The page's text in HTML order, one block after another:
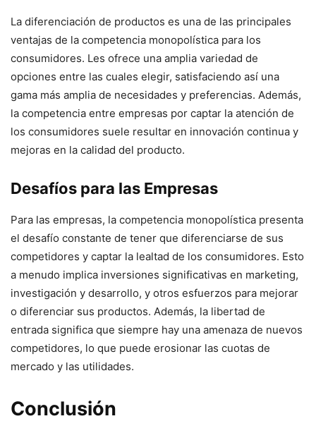
La diferenciación de productos es una de las principales
ventajas de la competencia monopolística para los
consumidores. Les ofrece una amplia variedad de
opciones entre las cuales elegir, satisfaciendo así una
gama más amplia de necesidades y preferencias. Además,
la competencia entre empresas por captar la atención de
los consumidores suele resultar en innovación continua y
mejoras en la calidad del producto.
Desafíos para las Empresas
Para las empresas, la competencia monopolística presenta
el desafío constante de tener que diferenciarse de sus
competidores y captar la lealtad de los consumidores. Esto
a menudo implica inversiones significativas en marketing,
investigación y desarrollo, y otros esfuerzos para mejorar
o diferenciar sus productos. Además, la libertad de
entrada significa que siempre hay una amenaza de nuevos
competidores, lo que puede erosionar las cuotas de
mercado y las utilidades.
Conclusión